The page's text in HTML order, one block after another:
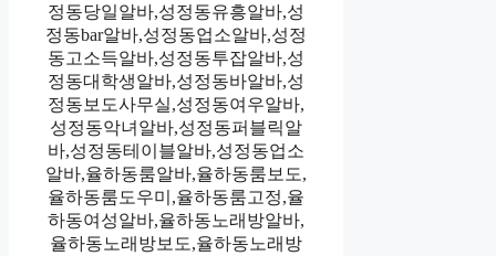
정동당일알바,성정동유흥알바,성
정동bar알바,성정동업소알바,성정
동고소득알바,성정동투잡알바,성
정동대학생알바,성정동바알바,성
정동보도사무실,성정동여우알바,
성정동악녀알바,성정동퍼블릭알
바,성정동테이블알바,성정동업소
알바,율하동룸알바,율하동룸보도,
율하동룸도우미,율하동룸고정,율
하동여성알바,율하동노래방알바,
율하동노래방보도,율하동노래방